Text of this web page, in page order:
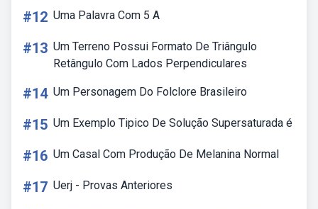
#12 Uma Palavra Com 5 A
#13 Um Terreno Possui Formato De Triângulo
Retângulo Com Lados Perpendiculares
#14 Um Personagem Do Folclore Brasileiro
#15 Um Exemplo Tipico De Solução Supersaturada é
#16 Um Casal Com Produção De Melanina Normal
#17 Uerj - Provas Anteriores